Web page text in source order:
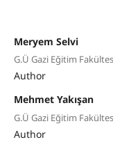
Meryem Selvi
G.Ü Gazi Eğitim
Author
Mehmet Yakışan
G.Ü Gazi Eğitim
Author